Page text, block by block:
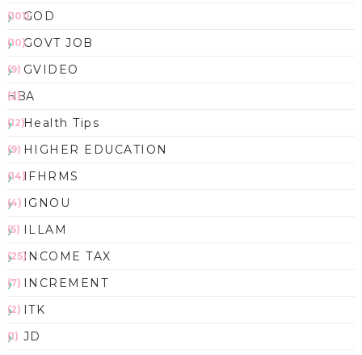
GOD
(101)
GOVT JOB
(10)
GVIDEO
(9)
HBA
(2)
Health Tips
(12)
HIGHER EDUCATION
(9)
IFHRMS
(14)
IGNOU
(4)
ILLAM
(5)
INCOME TAX
(25)
INCREMENT
(7)
ITK
(2)
JD
(1)